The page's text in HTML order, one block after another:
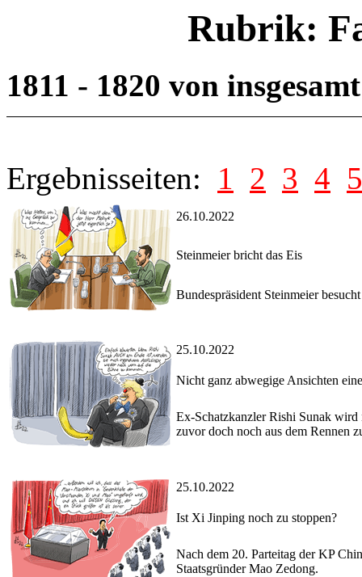
Rubrik:
1811 - 1820 von
Ergebnisseiten: 1 2 3 4 5
26.10.2022
Steinmeier bricht das Eis
Bundespräsident Steinmeier
25.10.2022
Nicht ganz abwegige Ansichten
Ex-Schatzkanzler Rishi Sunak wird
zuvor doch noch aus dem Rennen
25.10.2022
Ist Xi Jinping noch zu stoppen?
Nach dem 20. Parteitag der KP
Staatsgründer Mao Zedong.